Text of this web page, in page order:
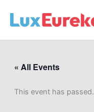
content
« All Events
This event has passed.